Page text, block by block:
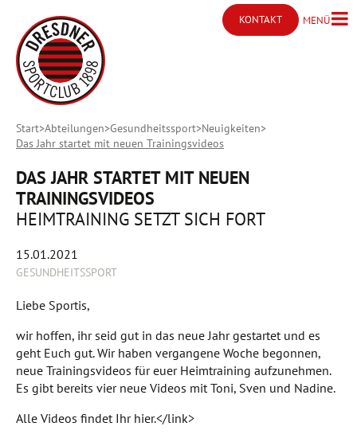
KONTAKT
Kontakt öffnen
MENÜMenü
Start Abteilungen Gesundheitssport Neuigkeiten
Das Jahr startet mit neuen Trainingsvideos
DAS JAHR STARTET MIT NEUEN
TRAININGSVIDEOS
HEIMTRAINING SETZT SICH FORT
15.01.2021
GESUNDHEITSSPORT
Liebe Sportis,
wir hoffen, ihr seid gut in das neue Jahr gestartet und es
geht Euch gut. Wir haben vergangene Woche begonnen,
neue Trainingsvideos für euer Heimtraining aufzunehmen.
Es gibt bereits vier neue Videos mit Toni, Sven und Nadine.
Alle Videos findet Ihr hier.</link>